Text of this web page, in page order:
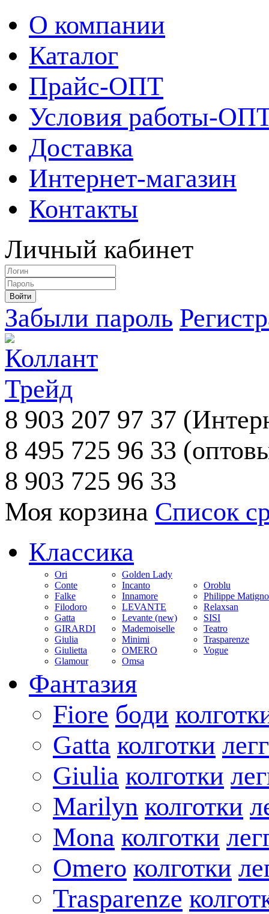
О компании
Каталог
Прайс-ОПТ
Условия работы-
Доставка
Интернет-магазин
Контакты
Личный кабинет
Забыли пароль
8 903 207 97 37
8 495 725 96 33
8 903 725 96 33
Моя корзина Список
Классика
Ori
Conte
Falke
Filodoro
Gatta
GIRARDI
Giulia
Giulietta
Glamour
Golden Lady
Incanto
Innamore
LEVANTE
Levante (new)
Mademoiselle
Minimi
OMERO
Omsa
Oroblu
Philippe
Relaxsan
SISI
Teatro
Trasparenze
Vogue
Фантазия
Fiore боди
Gatta колготки
Giulia колготки
Marilyn колготки
Mona колготки
Omero колготки
Trasparenze